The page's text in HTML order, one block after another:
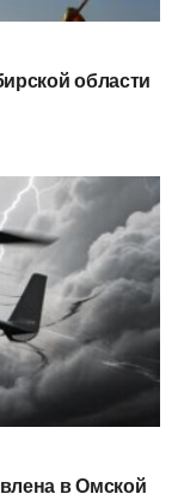
области
в Омской